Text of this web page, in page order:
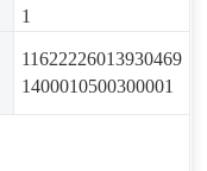
1
11622226013930469
1400010500300001